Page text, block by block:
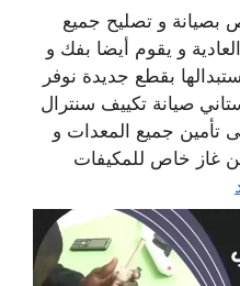
بصيانة و تصليح جميع
و يقوم أيضا بفك و
بقطع جديدة نوفر
صيانة تكييف سنترال
تأمين جميع المعدات و
غاز خاص للمكيفات